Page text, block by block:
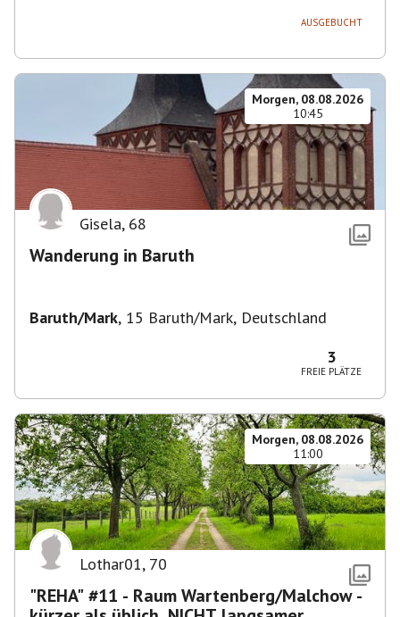
AUSGEBUCHT
Morgen, 08.08.2026
10:45
Gisela, 68
Wanderung in Baruth
Baruth/Mark, 15 Baruth/Mark, Deutschland
3
FREIE PLÄTZE
Morgen, 08.08.2026
11:00
Lothar01, 70
"REHA" #11 - Raum Wartenberg/Malchow -